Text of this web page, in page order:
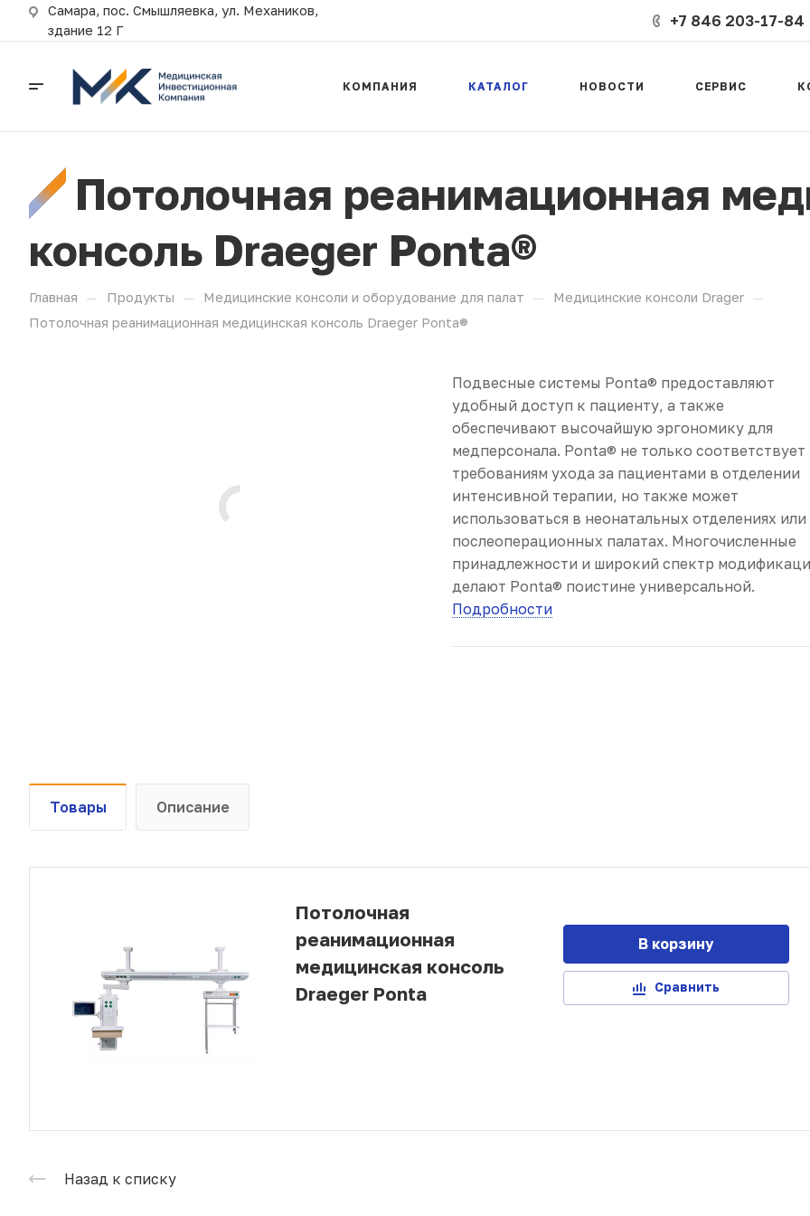
Самара, пос. Смышляевка, ул. Механиков,
здание 12 Г
+7 846 203-17-84
КОМПАНИЯ КАТАЛОГ НОВОСТИ СЕРВИС
Потолочная реанимационная
консоль Draeger Ponta®
Главная — Продукты — Медицинские консоли и оборудование для палат — Медицинские консоли Drager —
Потолочная реанимационная медицинская консоль Draeger Ponta®
Подвесные системы Ponta® предоставляют
удобный доступ к пациенту, а также
обеспечивают высочайшую эргономику для
медперсонала. Ponta® не только соответствует
требованиям ухода за пациентами в отделении
интенсивной терапии, но также может
использоваться в неонатальных отделениях или
послеоперационных палатах. Многочисленные
принадлежности и широкий спектр
делают Ponta® поистине универсальной.
Подробности
Товары Описание
Потолочная
реанимационная
медицинская консоль
Draeger Ponta
В корзину
Сравнить
Назад к списку